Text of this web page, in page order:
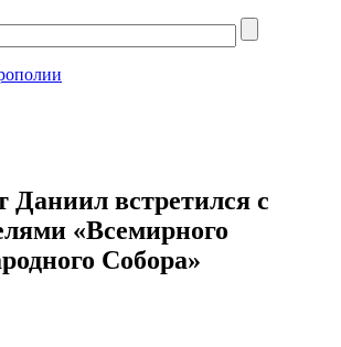
встретился с
«Всемирного
Собора»